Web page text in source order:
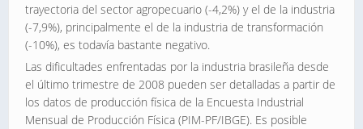
trayectoria del sector agropecuario (-4,2%) y el de la industria
(-7,9%), principalmente el de la industria de transformación
(-10%), es todavía bastante negativo.
Las dificultades enfrentadas por la industria brasileña desde
el último trimestre de 2008 pueden ser detalladas a partir de
los datos de producción física de la Encuesta Industrial
Mensual de Producción Física (PIM-PF/IBGE). Es posible